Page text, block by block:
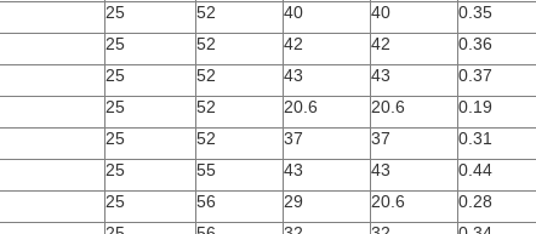
25 52 40 40 0.35
25 52 42 42 0.36
25 52 43 43 0.37
25 52 20.6 20.6 0.19
25 52 37 37 0.31
25 55 43 43 0.44
25 56 29 20.6 0.28